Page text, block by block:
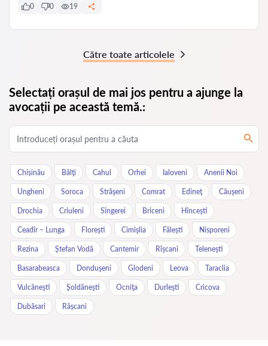
0 0 19
Către toate articolele
Selectați orașul de mai jos pentru a ajunge la
avocații pe această temă.:
Chișinău Bălţi Cahul Orhei Ialoveni Anenii Noi
Ungheni Soroca Străşeni Comrat Edineţ Căuşeni
Drochia Criuleni Sîngerei Briceni Hînceşti
Ceadîr – Lunga Floreşti Cimişlia Făleşti Nisporeni
Rezina Ştefan Vodă Cantemir Rîşcani Teleneşti
Basarabeasca Donduşeni Glodeni Leova Taraclia
Vulcăneşti Şoldăneşti Ocniţa Durleşti Cricova
Dubăsari Râșcani